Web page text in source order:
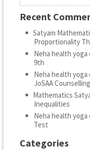
Recent
Satyam
Proportionality
Neha health yoga
9th
Neha health yoga
JoSAA
Mathematics
Inequalities
Neha health yoga
Test
Categories